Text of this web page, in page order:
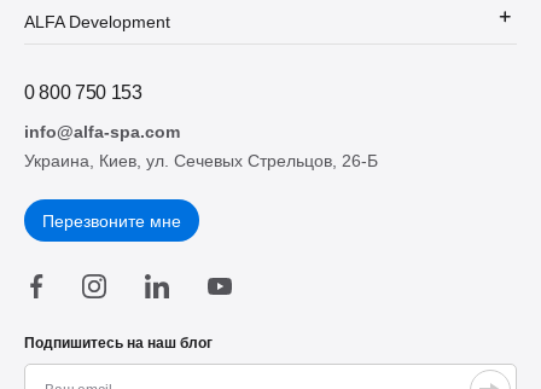
ALFA Development
0 800 750 153
info@alfa-spa.com
Украина, Киев, ул. Сечевых Стрельцов, 26-Б
Перезвоните мне
Подпишитесь на наш блог